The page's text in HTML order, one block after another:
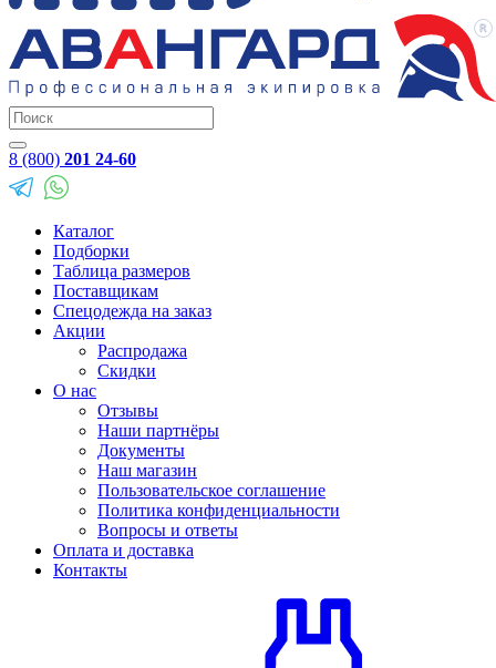
8 (800) 201 24-60
Каталог
Подборки
Таблица размеров
Поставщикам
Спецодежда на заказ
Акции
Распродажа
Скидки
О нас
Отзывы
Наши партнёры
Документы
Наш магазин
Пользовательское соглашение
Политика конфиденциальности
Вопросы и ответы
Оплата и доставка
Контакты